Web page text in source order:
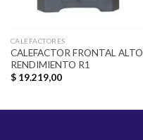
CALEFACTORES
CALEFACTOR FRONTAL ALTO
RENDIMIENTO R1
$19.219,00